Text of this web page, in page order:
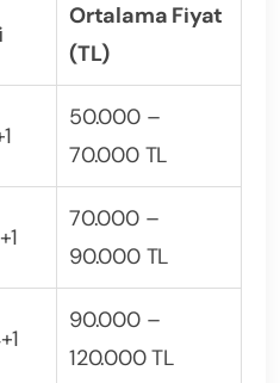
Ortalama Fiyat
(TL)
50.000 –
70.000 TL
70.000 –
90.000 TL
90.000 –
120.000 TL